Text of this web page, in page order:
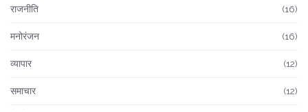
राजनीति (16)
मनोरंजन (16)
व्यापार (12)
समाचार (12)